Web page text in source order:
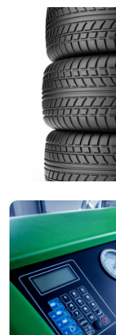
Kleine of grote
uw auto optimaal
Banden
Van
versleten
uw rijstijl.